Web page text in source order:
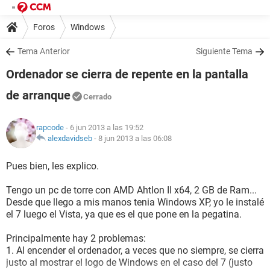
Foros Windows
Tema Anterior Siguiente Tema
Ordenador se cierra de repente en la pantalla
de arranque
Cerrado
rapcode - 6 jun 2013 a las 19:52
alexdavidseb - 8 jun 2013 a las 06:08
Pues bien, les explico.
Tengo un pc de torre con AMD Ahtlon II x64, 2 GB de Ram...
Desde que llego a mis manos tenia Windows XP, yo le instalé
el 7 luego el Vista, ya que es el que pone en la pegatina.
Principalmente hay 2 problemas:
1. Al encender el ordenador, a veces que no siempre, se cierra
justo al mostrar el logo de Windows en el caso del 7 (justo